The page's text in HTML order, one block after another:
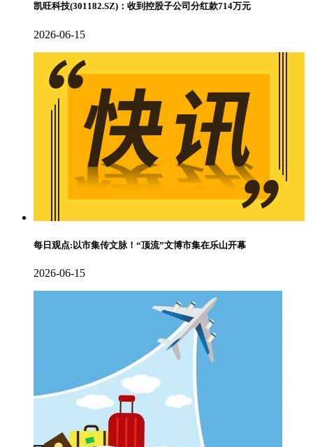
凯旺科技(301182.SZ)：收到控股子公司分红款714万元
2026-06-15
每日观点:以市集传文脉！“顶流”文博市集在乐山开幕
2026-06-15